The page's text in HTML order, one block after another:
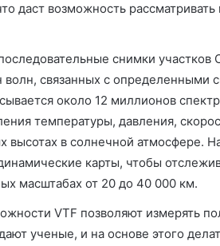
даст возможность
снимки участков
связанных с определенными
около 12 миллионов
температуры, давления,
высотах в солнечной атмосфере.
карты, чтобы
масштабах от 20 до 40 000 км.
VTF позволяют измерять
ученые, и на основе этого